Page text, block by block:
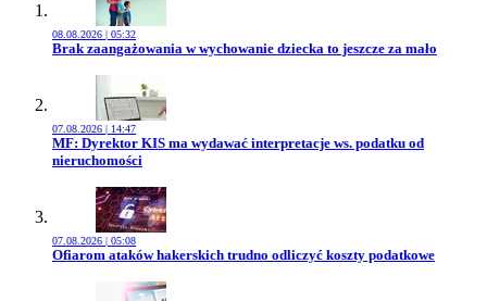
08.08.2026 | 05:32
Przejdź do artykułu:
Brak zaangażowania w wychowanie dziecka to jeszcze za mało
07.08.2026 | 14:47
Przejdź do artykułu:
MF: Dyrektor KIS ma wydawać interpretacje ws. podatku od
nieruchomości
07.08.2026 | 05:08
Przejdź do artykułu:
Ofiarom ataków hakerskich trudno odliczyć koszty podatkowe